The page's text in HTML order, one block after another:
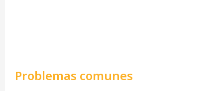
Problemas comunes